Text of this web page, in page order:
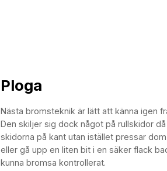
Ploga
Nästa bromsteknik är lätt att känna igen
Den skiljer sig dock något på rullskidor
skidorna på kant utan istället pressar
eller gå upp en liten bit i en säker flack
kunna bromsa kontrollerat.